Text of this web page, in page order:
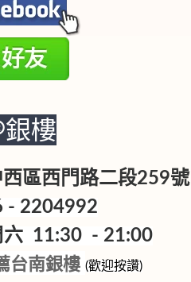
樓
區西門路二段259號
- 2204992
六 11:30 - 21:00
台南銀樓 (歡迎按讚)